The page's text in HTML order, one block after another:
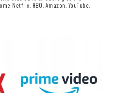
Netflix, HBO, Amazon, YouTube,